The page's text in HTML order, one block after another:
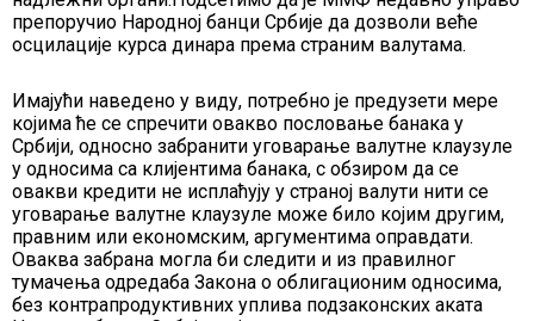
препоручио Народној банци Србије да дозволи веће
осцилације курса динара према страним валутама.
Имајући наведено у виду, потребно је предузети мере
којима ће се спречити овакво пословање банака у
Србији, односно забранити уговарање валутне клаузуле
у односима са клијентима банака, с обзиром да се
овакви кредити не исплаћују у страној валути нити се
уговарање валутне клаузуле може било којим другим,
правним или економским, аргументима оправдати.
Оваква забрана могла би следити и из правилног
тумачења одредаба Закона о облигационим односима,
без контрапродуктивних уплива подзаконских аката